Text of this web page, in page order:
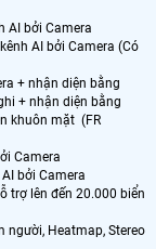
AI bởi Camera
AI bởi Camera (Có
+ nhận diện bằng
+ nhận diện bằng
khuôn mặt (FR
Camera
bởi Camera
trợ lên đến 20.000 biển
người, Heatmap, Stereo